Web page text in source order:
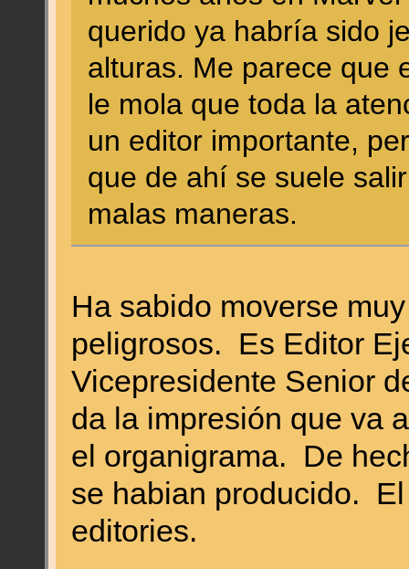
querido ya habría sido
alturas. Me parece que
le mola que toda la
un editor importante,
que de ahí se suele
malas maneras.
Ha sabido moverse
peligrosos. Es Editor
Vicepresidente Senior
da la impresión que va
el organigrama. De
se habian producido.
editories.